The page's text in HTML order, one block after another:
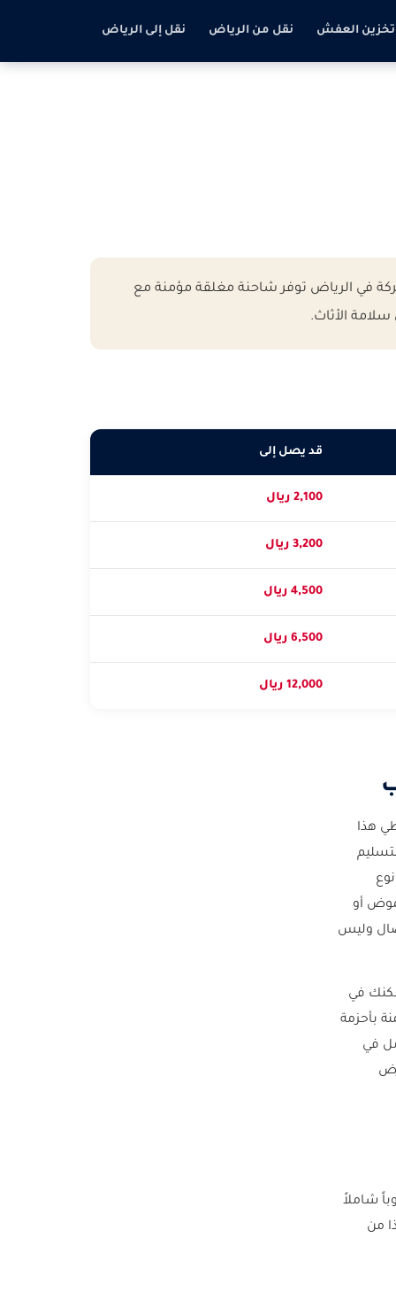
تخزين العفش نقل من الرياض نقل إلى الرياض
متكاملة من الباب إلى الباب على مسافة 1200 كم تستغرق حوالي 11 ساعات. شركة في الرياض توفر شاحنة مغلقة مؤمنة مع
قد يصل إلى
2,100 ريال
3,200 ريال
4,500 ريال
6,500 ريال
12,000 ريال
في الرياض تغطي هذا
أو
وليس
في
بأحزمة
في
شاملاً
من